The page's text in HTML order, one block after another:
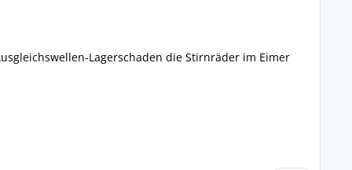
Lagerschaden die Stirnräder im Eimer